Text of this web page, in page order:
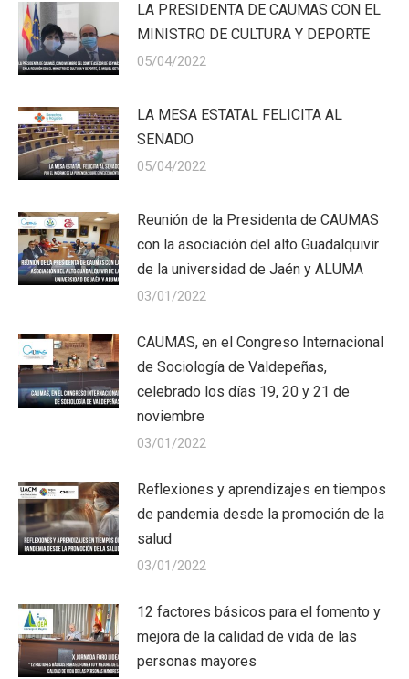
LA PRESIDENTA DE CAUMAS CON EL
MINISTRO DE CULTURA Y DEPORTE
05/04/2022
LA MESA ESTATAL FELICITA AL
SENADO
05/04/2022
Reunión de la Presidenta de CAUMAS
con la asociación del alto Guadalquivir
de la universidad de Jaén y ALUMA
03/01/2022
CAUMAS, en el Congreso Internacional
de Sociología de Valdepeñas,
celebrado los días 19, 20 y 21 de
noviembre
03/01/2022
Reflexiones y aprendizajes en tiempos
de pandemia desde la promoción de la
salud
03/01/2022
12 factores básicos para el fomento y
mejora de la calidad de vida de las
personas mayores